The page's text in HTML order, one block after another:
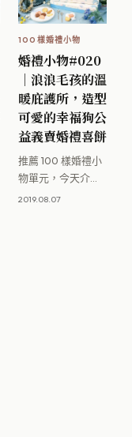
100樣婚禮小物
婚禮小物#020
｜浪浪毛孩的溫
暖庇護所，造型
可愛的幸福狗公
益義賣婚禮喜餅
推薦 100 樣婚禮小
物單元，今天介紹
的是苗栗通宵的流
2019.08.07